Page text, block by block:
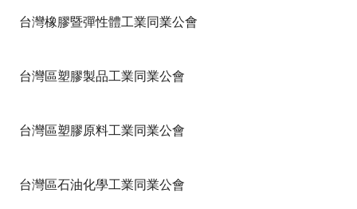
台灣橡膠暨彈性體工業同業公會
台灣區塑膠製品工業同業公會
台灣區塑膠原料工業同業公會
台灣區石油化學工業同業公會